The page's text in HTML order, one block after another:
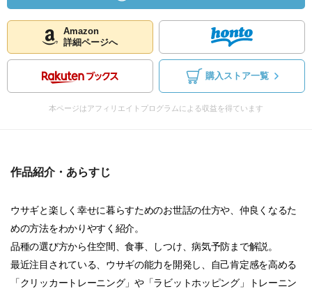
Amazon
詳細ページへ
購入ストア一覧
本ページはアフィリエイトプログラムによる収益を得ています
作品紹介・あらすじ
ウサギと楽しく幸せに暮らすためのお世話の仕方や、仲良くなるた
めの方法をわかりやすく紹介。
品種の選び方から住空間、食事、しつけ、病気予防まで解説。
最近注目されている、ウサギの能力を開発し、自己肯定感を高める
「クリッカートレーニング」や「ラビットホッピング」トレーニン